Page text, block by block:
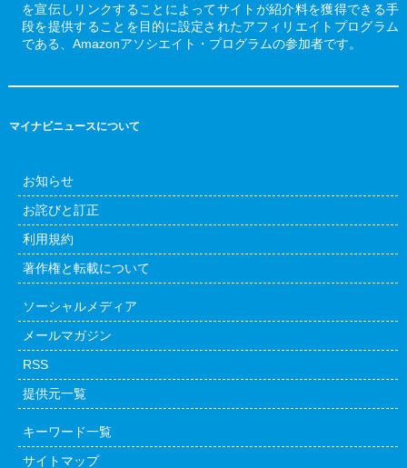
を宣伝しリンクすることによってサイトが紹介料を獲得できる手
段を提供することを目的に設定されたアフィリエイトプログラム
である、Amazonアソシエイト・プログラムの参加者です。
マイナビニュースについて
お知らせ
お詫びと訂正
利用規約
著作権と転載について
ソーシャルメディア
メールマガジン
RSS
提供元一覧
キーワード一覧
サイトマップ